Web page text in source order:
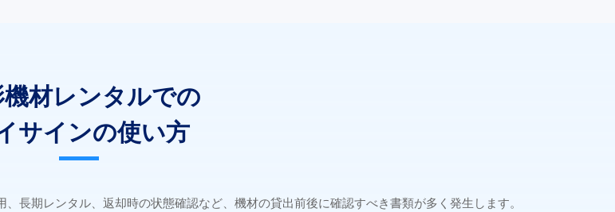
材レンタルでの
サインの使い方
長期レンタル、返却時の状態確認など、機材の貸出前後に確認すべき書類が多く発生します。